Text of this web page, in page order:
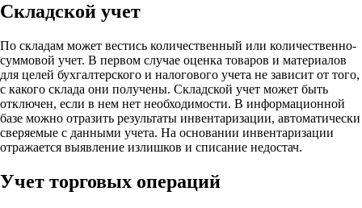
Складской учет
По складам может вестись количественный или количественно-
суммовой учет. В первом случае оценка товаров и материалов
для целей бухгалтерского и налогового учета не зависит от того,
с какого склада они получены. Складской учет может быть
отключен, если в нем нет необходимости. В информационной
базе можно отразить результаты инвентаризации, автоматически
сверяемые с данными учета. На основании инвентаризации
отражается выявление излишков и списание недостач.
Учет торговых операций